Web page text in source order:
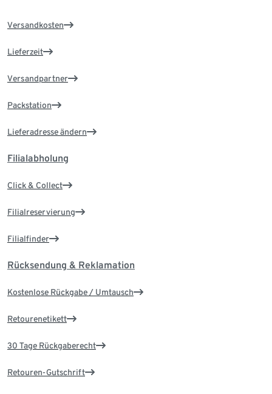
Versandkosten
Lieferzeit
Versandpartner
Packstation
Lieferadresse ändern
Filialabholung
Click & Collect
Filialreservierung
Filialfinder
Rücksendung & Reklamation
Kostenlose Rückgabe / Umtausch
Retourenetikett
30 Tage Rückgaberecht
Retouren-Gutschrift